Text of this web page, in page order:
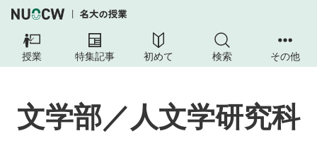
授業 特集記事 初めて 検索 その他
文学部／人文学研究科